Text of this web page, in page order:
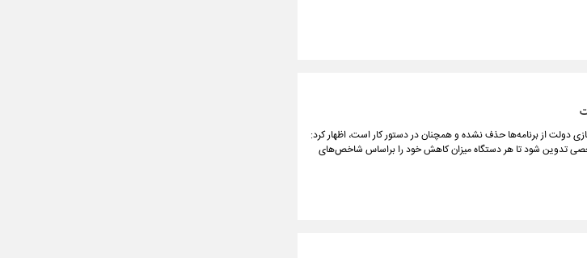
دولت از برنامه‌ها حذف نشده و همچنان در دستور کار است، اظهار کرد:
تدوین شود تا هر دستگاه میزان کاهش خود را براساس شاخص‌های